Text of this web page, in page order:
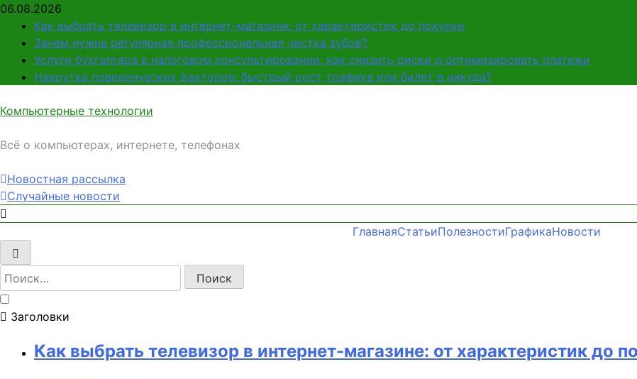
Перейти
содержимому
06.08.2026
Как выбрать телевизор в интернет-магазине: от характеристик до покупки
Зачем нужна регулярная профессиональная чистка зубов?
Услуги бухгалтера в налоговом консультировании: как снизить риски и оптимизировать платежи
Накрутка поведенческих факторов: быстрый рост трафика или билет в никуда?
Компьютерные технологии
Всё о компьютерах, интернете, телефонах
Новостная рассылка
Случайные новости
ГлавнаяСтатьиПолезностиГрафикаНовости
Найти:
Заголовки
Как выбрать телевизор в интернет-магазине: от характеристик до